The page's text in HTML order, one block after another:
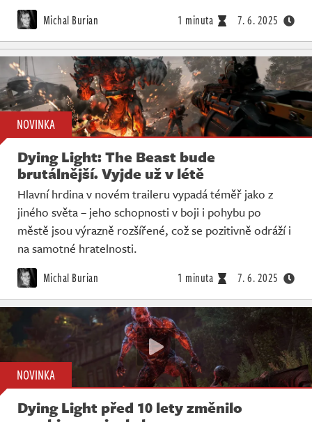
Michal Burian 1 minuta 7. 6. 2025
NOVINKA
Dying Light: The Beast bude
brutálnější. Vyjde už v létě
Hlavní hrdina v novém traileru vypadá téměř jako z
jiného světa – jeho schopnosti v boji i pohybu po
městě jsou výrazně rozšířené, což se pozitivně odráží i
na samotné hratelnosti.
Michal Burian 1 minuta 7. 6. 2025
NOVINKA
Dying Light před 10 lety změnilo